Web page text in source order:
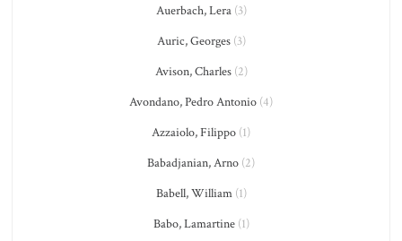
Auerbach, Lera(3)
Auric, Georges(3)
Avison, Charles(2)
Avondano, Pedro Antonio (4)
Azzaiolo, Filippo (1)
Babadjanian, Arno (2)
Babell, William(1)
Babo, Lamartine(1)